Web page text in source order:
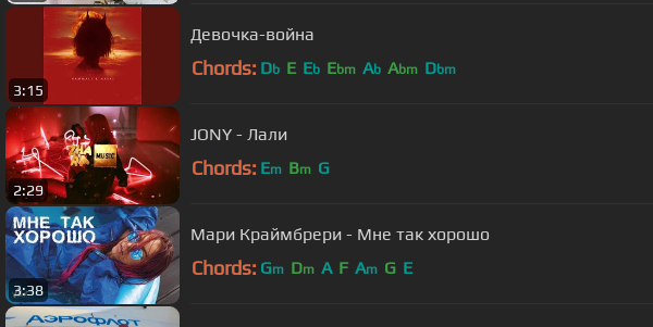
3:15
Девочка-война
Chords: Db E Eb Ebm Ab Abm Dbm
2:29
JONY - Лали
Chords: Em Bm G
3:38
Мари Краймбрери - Мне так хорошо
Chords: Gm Dm A F Am G E